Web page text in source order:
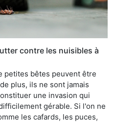
contre les nuisibles à
petites bêtes peuvent être
plus, ils ne sont jamais
une invasion qui
gérable. Si l'on ne
les cafards, les puces,